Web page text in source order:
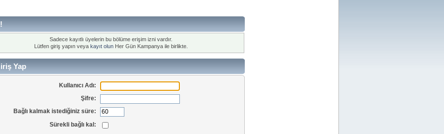
Sadece kayıtlı üyelerin bu bölüme erişim izni vardır.
Lütfen giriş yapın veya kayıt olun Her Gün Kampanya ile birlikte.
Yap
Kullanıcı Adı:
Şifre:
Bağlı kalmak istediğiniz süre:
Sürekli bağlı kal: